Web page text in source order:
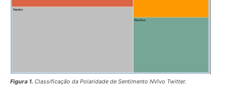
Figura 1. Classificação da Polaridade de Sentimento NVivo Twitter.